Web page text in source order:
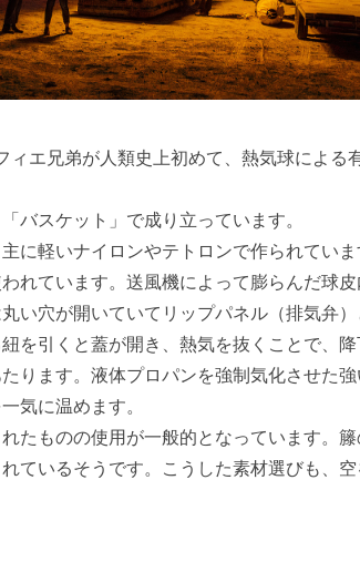
ィエ兄弟が人類史上初めて、熱気球による
バスケット」で成り立っています。
に軽いナイロンやテトロンで作られてい
れています。送風機によって膨らんだ球
い穴が開いていてリップパネル（排気弁
を引くと蓋が開き、熱気を抜くことで、降
ります。液体プロパンを強制気化させた
気に温めます。
たものの使用が一般的となっています。
ているそうです。こうした素材選びも、